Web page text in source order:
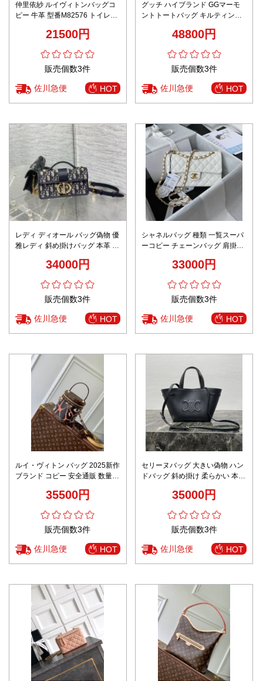
仲里依紗 ルイヴィトンバッグコ
ピー 牛革 型番M82576 トイレタ
帯用 洗面用具入れポーチ ブラッ
21500円
販売個数3件
佐川急便 HOT
グッチ ハイブランド GGマーモ
ントトートバッグ キルティング
48800円
販売個数3件
佐川急便 HOT
レディ ディオール バッグ偽物 優
雅レディ 斜め掛けバッグ 本革 レ
34000円
販売個数3件
佐川急便 HOT
シャネルバッグ 種類 一覧スーパ
ーコピー チェーンバッグ 肩掛け
33000円
販売個数3件
佐川急便 HOT
ルイ・ヴィトン バッグ 2025新作
ブランド コピー 安全通販 数量限
35500円
販売個数3件
佐川急便 HOT
セリーヌバッグ 大きい偽物 ハン
ドバッグ 斜め掛け 柔らかい 本革
35000円
販売個数3件
佐川急便 HOT